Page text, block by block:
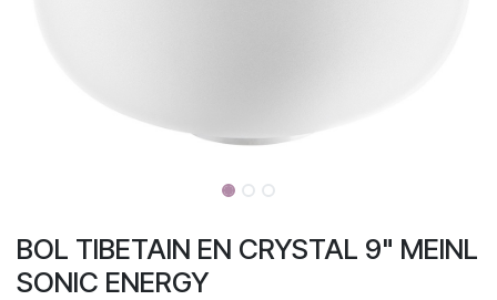
BOL TIBETAIN EN CRYSTAL 9" MEINL
SONIC ENERGY